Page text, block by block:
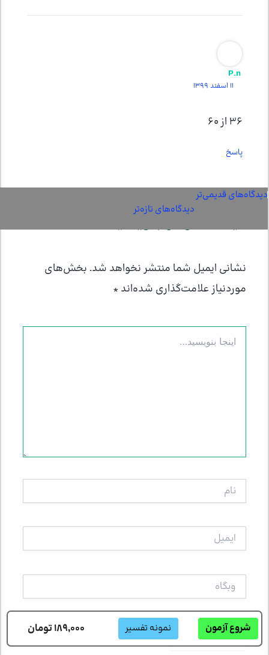
شروع آزمون نمونه تفسیر 189,000 تومان
P.n
11 اسفند 1399
۳۶ از ۶۰
پاسخ
دیدگاه‌های
تازه‌تر
دیدگاه‌های قدیمی‌تر
دیدگاه‌های تازه‌تر
دیدگاه‌ خود را بنویسید
نشانی ایمیل شما منتشر نخواهد شد. بخش‌های
موردنیاز علامت‌گذاری شده‌اند *
بنویسید…
نام
ایمیل